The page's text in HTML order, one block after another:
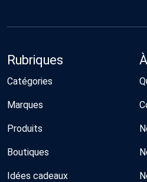
Rubriques
Catégories
Marques
Produits
Boutiques
Idées cadeaux